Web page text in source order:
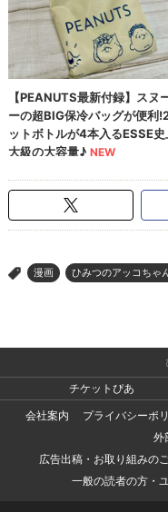
> 漫画 ひみつのアッコちゃ
チケットぴあ
会社案内
プライバシーポ
外
広告出稿・お取り組みの
一般の読者の方・